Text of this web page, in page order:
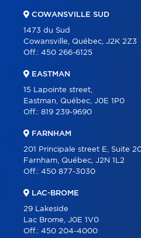
COWANSVILLE SUD
1473 du Sud
Cowansville, Québec, J2K 2Z3
Off.: 450 266-6125
EASTMAN
15 Lapointe street,
Eastman, Québec, J0E 1P0
Off.: 819 239-9690
FARNHAM
201 Principale street E, Suite
Farnham, Québec, J2N 1L2
Off.: 450 877-3030
LAC-BROME
29 Lakeside
Lac Brome, J0E 1V0
Off.: 450 204-4000